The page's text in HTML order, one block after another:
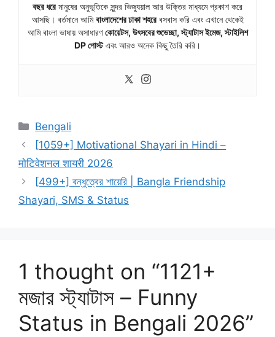
বছর ধরে মানুষের অনুভূতিকে সুন্দর ভিজ্যুয়াল আর উক্তির মাধ্যমে প্রকাশ করে
আসছি। বর্তমানে আমিবাংলাদেশের ঢাকা শহরেবসবাস করি এবং এখানে থেকেই
আমি বাংলা ভাষায় অসাধারণকোয়েটস, উৎসবের শুভেচ্ছা, স্ট্যাটাস ইমেজ, স্টাইলিশ
DP পোস্টএবং আরও অনেক কিছু তৈরি করি।
Categories
Bengali
[1059+] Motivational Shayari in Hindi –
मोटिवेशनल शायरी 2026
[499+] বন্ধুত্বের শায়েরি | Bangla Friendship
Shayari, SMS & Status
1 thought on “1121+
মজার স্ট্যাটাস – Funny
Status in Bengali 2026”